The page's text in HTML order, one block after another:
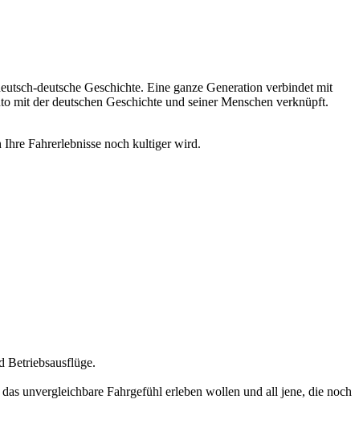
deutsche Geschichte. Eine ganze Generation verbindet mit
mit der deutschen Geschichte und seiner Menschen verknüpft.
Fahrerlebnisse noch kultiger wird.
Betriebsausflüge.
unvergleichbare Fahrgefühl erleben wollen und all jene, die noch